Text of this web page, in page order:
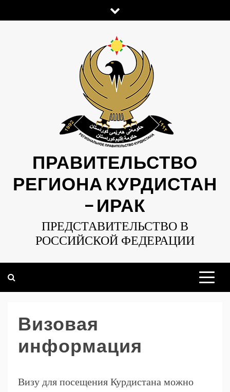
to
ПРАВИТЕЛЬСТВО
РЕГИОНА КУРДИСТАН
— ИРАК
ПРЕДСТАВИТЕЛЬСТВО В
РОССИЙСКОЙ ФЕДЕРАЦИИ
Визовая
информация
Визу для посещения Курдистана можно